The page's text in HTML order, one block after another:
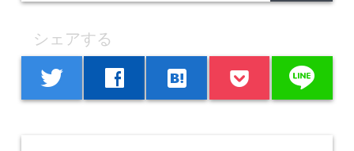
シェアする
twitter facebook hatenabookmark line